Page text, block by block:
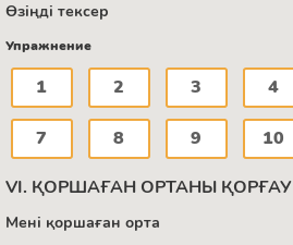
Өзіңді тексер
Упражнение
1 2 3 4
7 8 9 10
VI. ҚОРШАҒАН ОРТАНЫ ҚОРҒАУ
Мені қоршаған орта